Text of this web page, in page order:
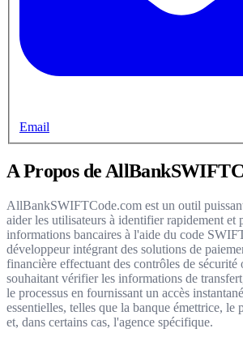
Email
A Propos de
AllBankSWIFTCode.com est un outil
aider les utilisateurs à identifier rapidement et
informations bancaires à l'aide du code
développeur intégrant des solutions de
financière effectuant des contrôles de
souhaitant vérifier les informations de
le processus en fournissant un accès
essentielles, telles que la banque émettrice, le
et, dans certains cas, l'agence spécifique.